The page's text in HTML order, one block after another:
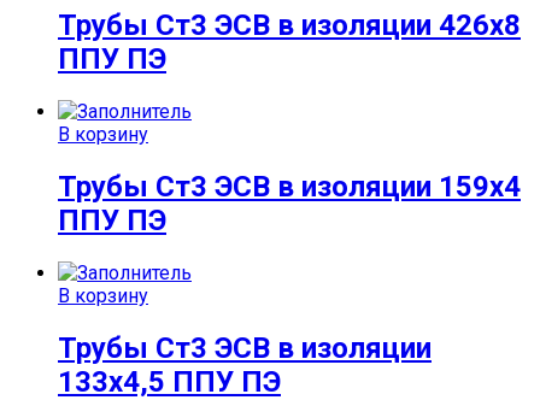
Трубы Ст3 ЭСВ в изоляции 426х8
ППУ ПЭ
В корзину
Трубы Ст3 ЭСВ в изоляции 159х4
ППУ ПЭ
В корзину
Трубы Ст3 ЭСВ в изоляции
133х4,5 ППУ ПЭ